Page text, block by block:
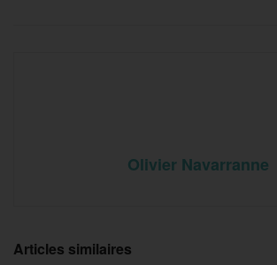
Olivier Navarranne
Articles similaires